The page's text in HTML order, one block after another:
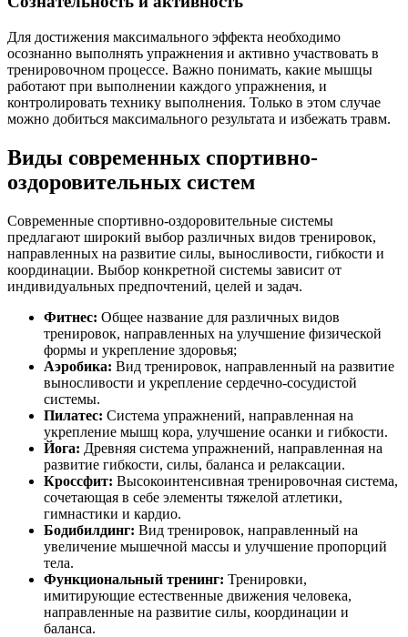
Для достижения максимального эффекта необходимо
осознанно выполнять упражнения и активно участвовать в
тренировочном процессе. Важно понимать, какие мышцы
работают при выполнении каждого упражнения, и
контролировать технику выполнения. Только в этом случае
можно добиться максимального результата и избежать травм.
Виды современных спортивно-
оздоровительных систем
Современные спортивно-оздоровительные системы
предлагают широкий выбор различных видов тренировок,
направленных на развитие силы, выносливости, гибкости и
координации. Выбор конкретной системы зависит от
индивидуальных предпочтений, целей и задач.
Фитнес: Общее название для различных видов
тренировок, направленных на улучшение физической
формы и укрепление здоровья;
Аэробика: Вид тренировок, направленный на развитие
выносливости и укрепление сердечно-сосудистой
системы.
Пилатес: Система упражнений, направленная на
укрепление мышц кора, улучшение осанки и гибкости.
Йога: Древняя система упражнений, направленная на
развитие гибкости, силы, баланса и релаксации.
Кроссфит: Высокоинтенсивная тренировочная система,
сочетающая в себе элементы тяжелой атлетики,
гимнастики и кардио.
Бодибилдинг: Вид тренировок, направленный на
увеличение мышечной массы и улучшение пропорций
тела.
Функциональный тренинг: Тренировки,
имитирующие естественные движения человека,
направленные на развитие силы, координации и
баланса.